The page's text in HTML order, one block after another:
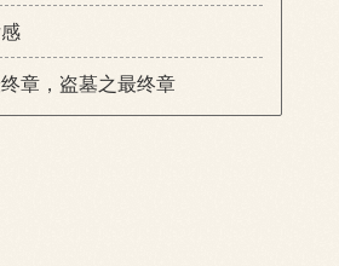
章，盗墓之最终章